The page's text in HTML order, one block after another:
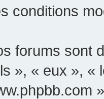
conditions
forums sont
», « eux », «